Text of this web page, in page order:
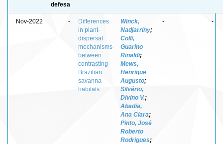
defesa
Nov-2022 -
Differences
in plant-
dispersal
mechanisms
between
contrasting
Brazilian
savanna
habitats
Winck,
Nadjarriny;
Colli,
Guarino
Rinaldi;
Mews,
Henrique
Augusto;
Silvério,
Divino V.;
Abadia,
Ana Clara;
Pinto, José
Roberto
Rodrigues;
- -